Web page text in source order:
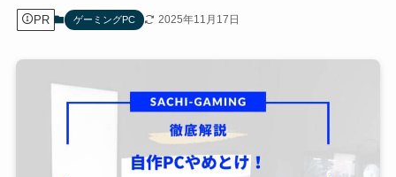
PR ゲーミングPC 2025年11月17日